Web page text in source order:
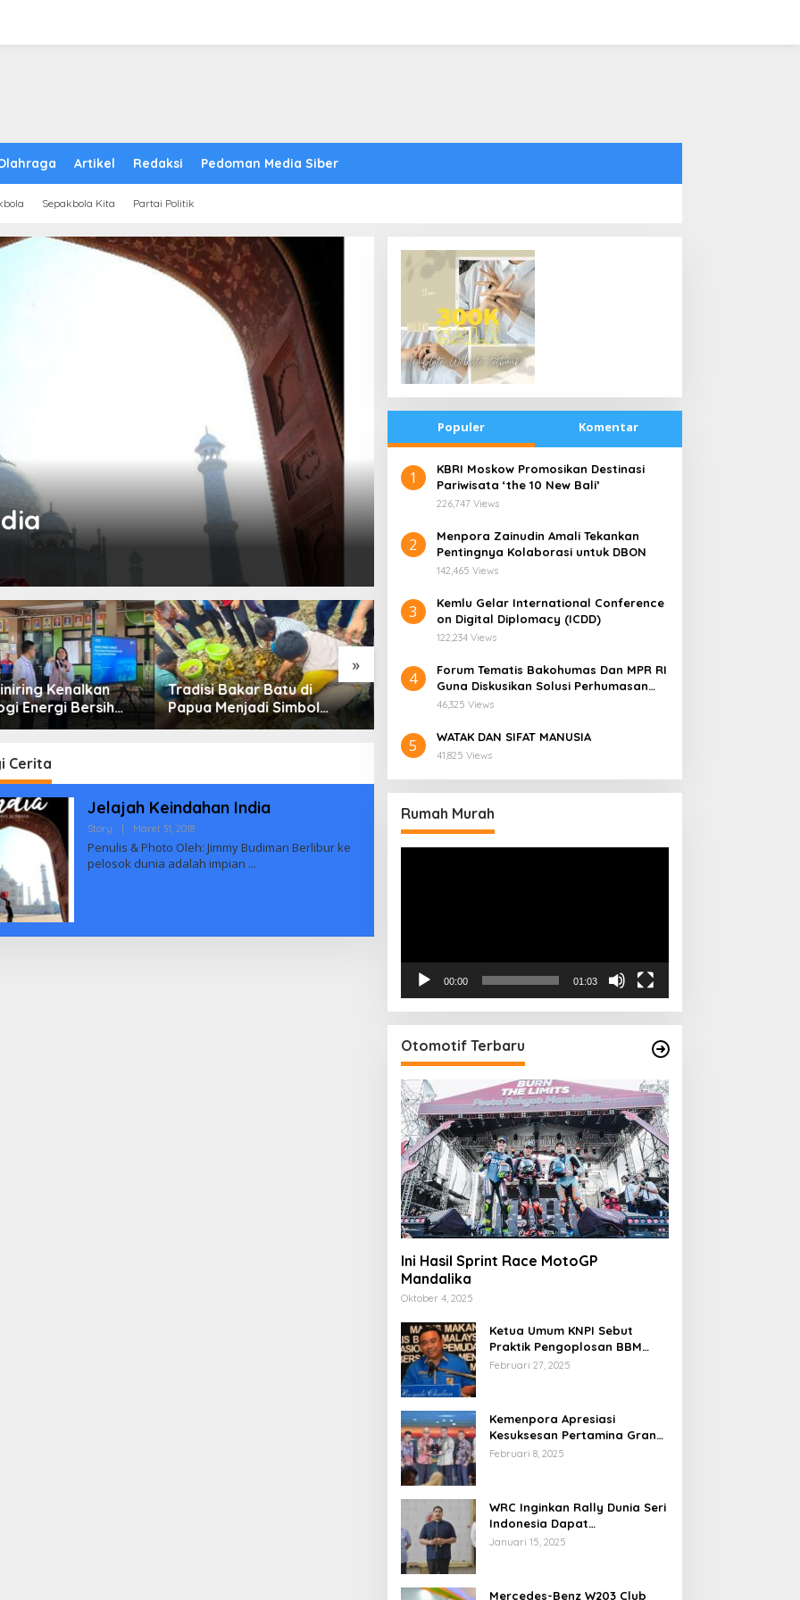
Artikel Redaksi Pedoman Media Siber
Sepakbola Kita Partai Politik
»
Kenalkan
Energi Bersih
Pelajar Jakarta
Tradisi Bakar Batu di
Papua Menjadi Simbol
Perdamaian
Kemana Harga Saham
RANS, Investor Perlu
Menghindari Spekulasi
Berlebihan
PLN Enjiniring Perluas
Cerita
Jelajah Keindahan India
Story Maret 31, 2018Oleh
Penulis & Photo Oleh: Jimmy Budiman Berlibur ke
pelosok dunia adalah impian
Populer Komentar
1
​KBRI Moskow Promosikan Destinasi
Pariwisata ‘the 10 New Bali’
226,747 Views
2
​Menpora Zainudin Amali Tekankan
Pentingnya Kolaborasi untuk DBON
142,465 Views
3
​Kemlu Gelar International Conference
on Digital Diplomacy (ICDD)
122,234 Views
4
Forum Tematis Bakohumas Dan MPR RI
Guna Diskusikan Solusi Perhumasan
Juga Tuk Perkuat Lembaga Masing –
46,325 Views
5 WATAK DAN SIFAT MANUSIA
41,825 Views
Rumah Murah
00:00 01:03
Otomotif Terbaru
Ini Hasil Sprint Race MotoGP
Mandalika
Oktober 4, 2025
Ketua Umum KNPI Sebut
Praktik Pengoplosan BBM
Cederai Kepercayaan
Februari 27, 2025
Kemenpora Apresiasi
Kesuksesan Pertamina Grand
Prix of Indonesia 2024
Februari 8, 2025
WRC Inginkan Rally Dunia Seri
Indonesia Dapat
Terselenggara 2026
Januari 15, 2025
Mercedes-Benz W203 Club